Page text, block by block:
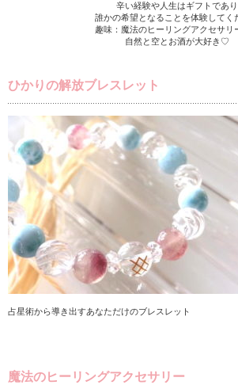
辛い経験や人生はギフトであり
誰かの希望となることを体験してく
趣味：魔法のヒーリングアクセサリ
自然と空とお酒が大好き♡
ひかりの解放ブレスレット
占星術から導き出すあなただけのブレスレット
魔法のヒーリングアクセサリー